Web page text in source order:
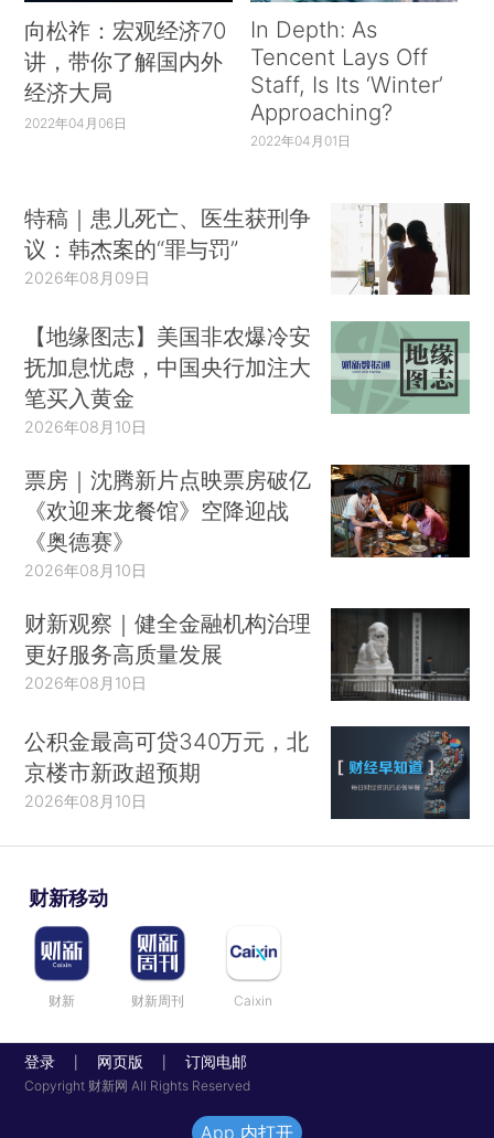
向松祚：宏观经济70
讲，带你了解国内外
经济大局
2022年04月06日
In Depth: As
Tencent Lays Off
Staff, Is Its ‘Winter’
Approaching?
2022年04月01日
特稿｜患儿死亡、医生获刑争
议：韩杰案的“罪与罚”
2026年08月09日
【地缘图志】美国非农爆冷安
抚加息忧虑，中国央行加注大
笔买入黄金
2026年08月10日
票房｜沈腾新片点映票房破亿
《欢迎来龙餐馆》空降迎战
《奥德赛》
2026年08月10日
财新观察｜健全金融机构治理
更好服务高质量发展
2026年08月10日
公积金最高可贷340万元，北
京楼市新政超预期
2026年08月10日
财新移动
财新 财新周刊 Caixin
登录 网页版 订阅电邮
Copyright 财新网 All Rights Reserved
App 内打开